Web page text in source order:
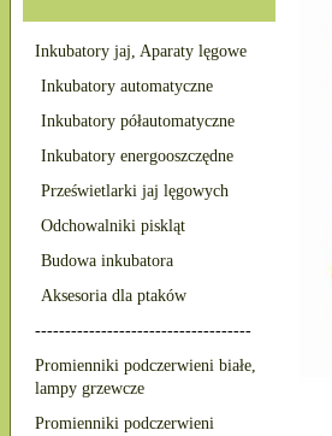
Inkubatory jaj, Aparaty lęgowe
Inkubatory automatyczne
Inkubatory półautomatyczne
Inkubatory energooszczędne
Prześwietlarki jaj lęgowych
Odchowalniki piskląt
Budowa inkubatora
Aksesoria dla ptaków
------------------------------------
Promienniki podczerwieni białe,
lampy grzewcze
Promienniki podczerwieni